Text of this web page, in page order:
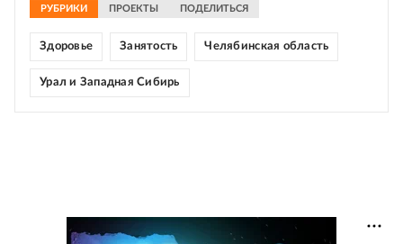
РУБРИКИ ПРОЕКТЫ ПОДЕЛИТЬСЯ
Здоровье Занятость Челябинская область
Урал и Западная Сибирь